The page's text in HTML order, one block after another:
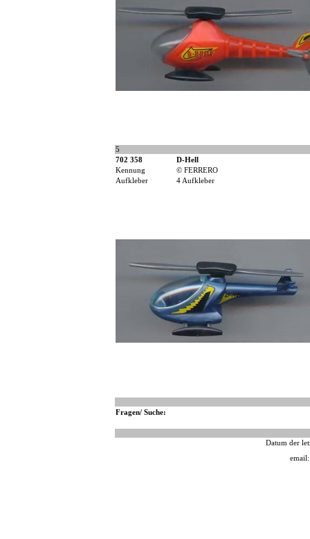
5
702 358
D-Hell
Kennung
© FERRERO
Aufkleber
4 Aufkleber
Fragen/ Suche:
Datum der